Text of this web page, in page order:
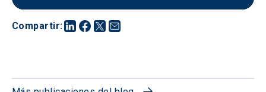
Compartir: